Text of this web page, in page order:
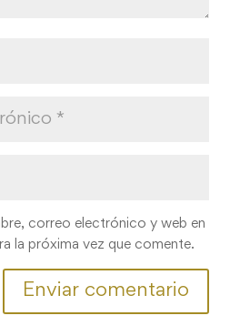
correo electrónico y web en
la próxima vez que comente.